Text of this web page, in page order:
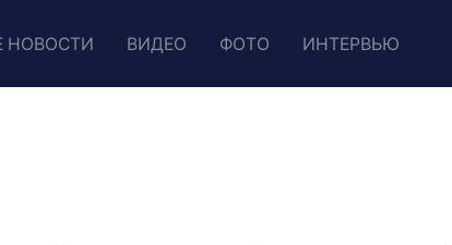
НОВОСТИ ВИДЕО ФОТО ИНТЕРВЬЮ